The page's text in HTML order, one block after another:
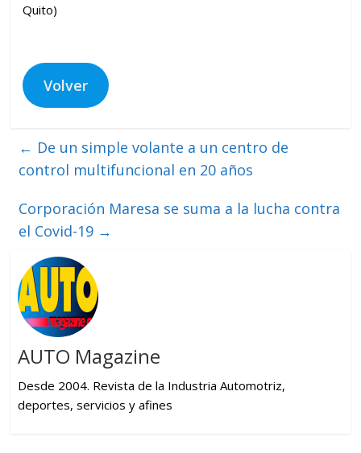
Quito)
Volver
← De un simple volante a un centro de
control multifuncional en 20 años
Corporación Maresa se suma a la lucha contra
el Covid-19 →
AUTO Magazine
Desde 2004. Revista de la Industria Automotriz,
deportes, servicios y afines